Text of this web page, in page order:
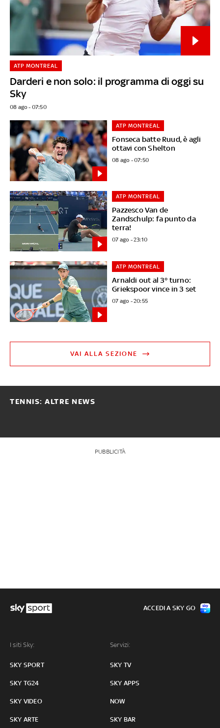
Darderi e non solo: il programma di oggi su
Sky
ATP MONTREAL
08 ago - 07:50
Fonseca batte Ruud, è agli
ottavi con Shelton
ATP MONTREAL
08 ago - 07:50
Pazzesco Van de
Zandschulp: fa punto da
terra!
ATP MONTREAL
07 ago - 23:10
Arnaldi out al 3° turno:
Griekspoor vince in 3 set
ATP MONTREAL
07 ago - 20:55
VAI ALLA SEZIONE
TENNIS: ALTRE NEWS
PUBBLICITÀ
I siti Sky:
SKY SPORT
SKY TG24
SKY VIDEO
SKY ARTE
Servizi:
SKY TV
SKY APPS
NOW
SKY BAR
ACCEDI A SKY GO